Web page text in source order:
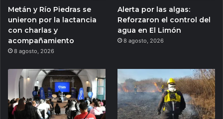
Metán y Río Piedras se
unieron por la lactancia
con charlas y
acompañamiento
8 agosto, 2026
Alerta por las algas:
Reforzaron el control del
agua en El Limón
8 agosto, 2026